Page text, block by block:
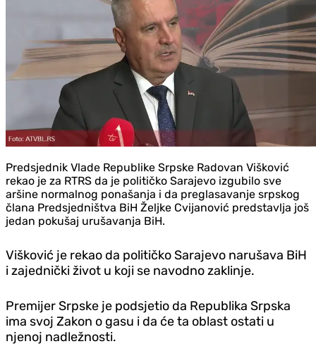
Predsjednik Vlade Republike Srpske Radovan Višković
rekao je za RTRS da je političko Sarajevo izgubilo sve
aršine normalnog ponašanja i da preglasavanje srpskog
člana Predsjedništva BiH Željke Cvijanović predstavlja još
jedan pokušaj urušavanja BiH.
Višković je rekao da političko Sarajevo narušava BiH
i zajednički život u koji se navodno zaklinje.
Premijer Srpske je podsjetio da Republika Srpska
ima svoj Zakon o gasu i da će ta oblast ostati u
njenoj nadležnosti.